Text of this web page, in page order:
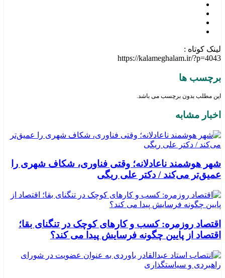
لینک کوتاه :
https://kalameghalam.ir/?p=4043
برچسب ها
این مطلب بدون برچسب می باشد.
اخبار مشابه
شهر هوشمند ناعادلانه؛ وقتی فناوری، شکاف شهری را
عمیق‌تر می‌کند / دکتر علی ریگی
اقتصاد روزمره: کسب‌ و کارهای کوچک در تنگنای بقا؛
اقتصاد از پایین چگونه فرسایش پیدا می کند؟